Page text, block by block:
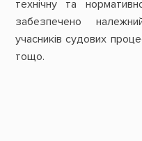
технічну та
забезпечено
учасників судових
тощо.